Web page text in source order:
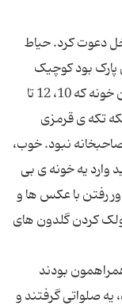
دعوت کرد. حیاط
پارک بود کوچیک
شده بود! با راهنمایی آقا پسر به طبقه اول این خونه که 10، 12 تا
تکه ی قرمزی
نبود. خوب،
یه خونه ی بی
رفتن با عکس ها و
کردن گلدون های
بودند
یه صلواتی گرفتند و